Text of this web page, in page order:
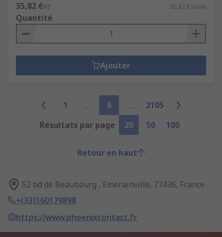
35,82 €HT 35,82 €/unité
Quantité
Ajouter
1 6
2105
Résultats par page
20 50 100
Retour en haut
52 bd de Beaubourg , Emerainville, 77436, France
+(33)160179898
https://www.phoenixcontact.fr